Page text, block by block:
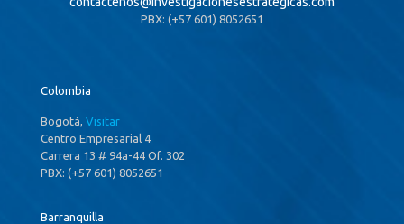
PBX: (+57 601) 8052651
Colombia
Bogotá, Visitar
Centro Empresarial 4
Carrera 13 # 94a-44 Of. 302
PBX: (+57 601) 8052651
Barranquilla